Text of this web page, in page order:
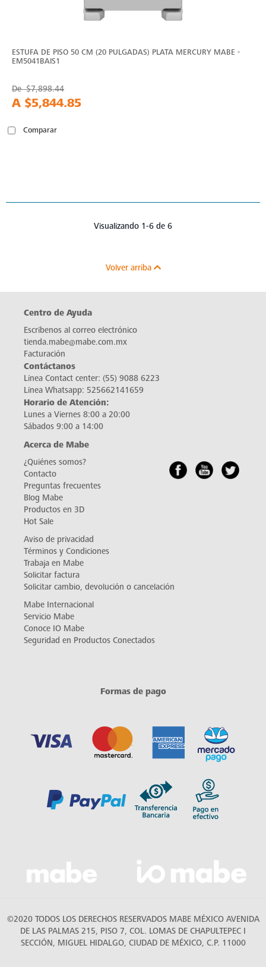
ESTUFA DE PISO 50 CM (20 PULGADAS) PLATA MERCURY MABE -
EM5041BAIS1
De$7,898.44
A $5,844.85
Comparar
Visualizando 1-6 de 6
Volver arriba
Centro de Ayuda
Escríbenos al correo electrónico
tienda.mabe@mabe.com.mx
Facturación
Contáctanos
Línea Contact center: (55) 9088 6223
Línea Whatsapp: 525662141659
Horario de Atención:
Lunes a Viernes 8:00 a 20:00
Sábados 9:00 a 14:00
Acerca de Mabe
¿Quiénes somos?
Contacto
Preguntas frecuentes
Blog Mabe
Productos en 3D
Hot Sale
Aviso de privacidad
Términos y Condiciones
Trabaja en Mabe
Solicitar factura
Solicitar cambio, devolución o cancelación
Mabe Internacional
Servicio Mabe
Conoce IO Mabe
Seguridad en Productos Conectados
Formas de pago
©2020 TODOS LOS DERECHOS RESERVADOS MABE MÉXICO AVENIDA
DE LAS PALMAS 215, PISO 7, COL. LOMAS DE CHAPULTEPEC I
SECCIÓN, MIGUEL HIDALGO, CIUDAD DE MÉXICO, C.P. 11000